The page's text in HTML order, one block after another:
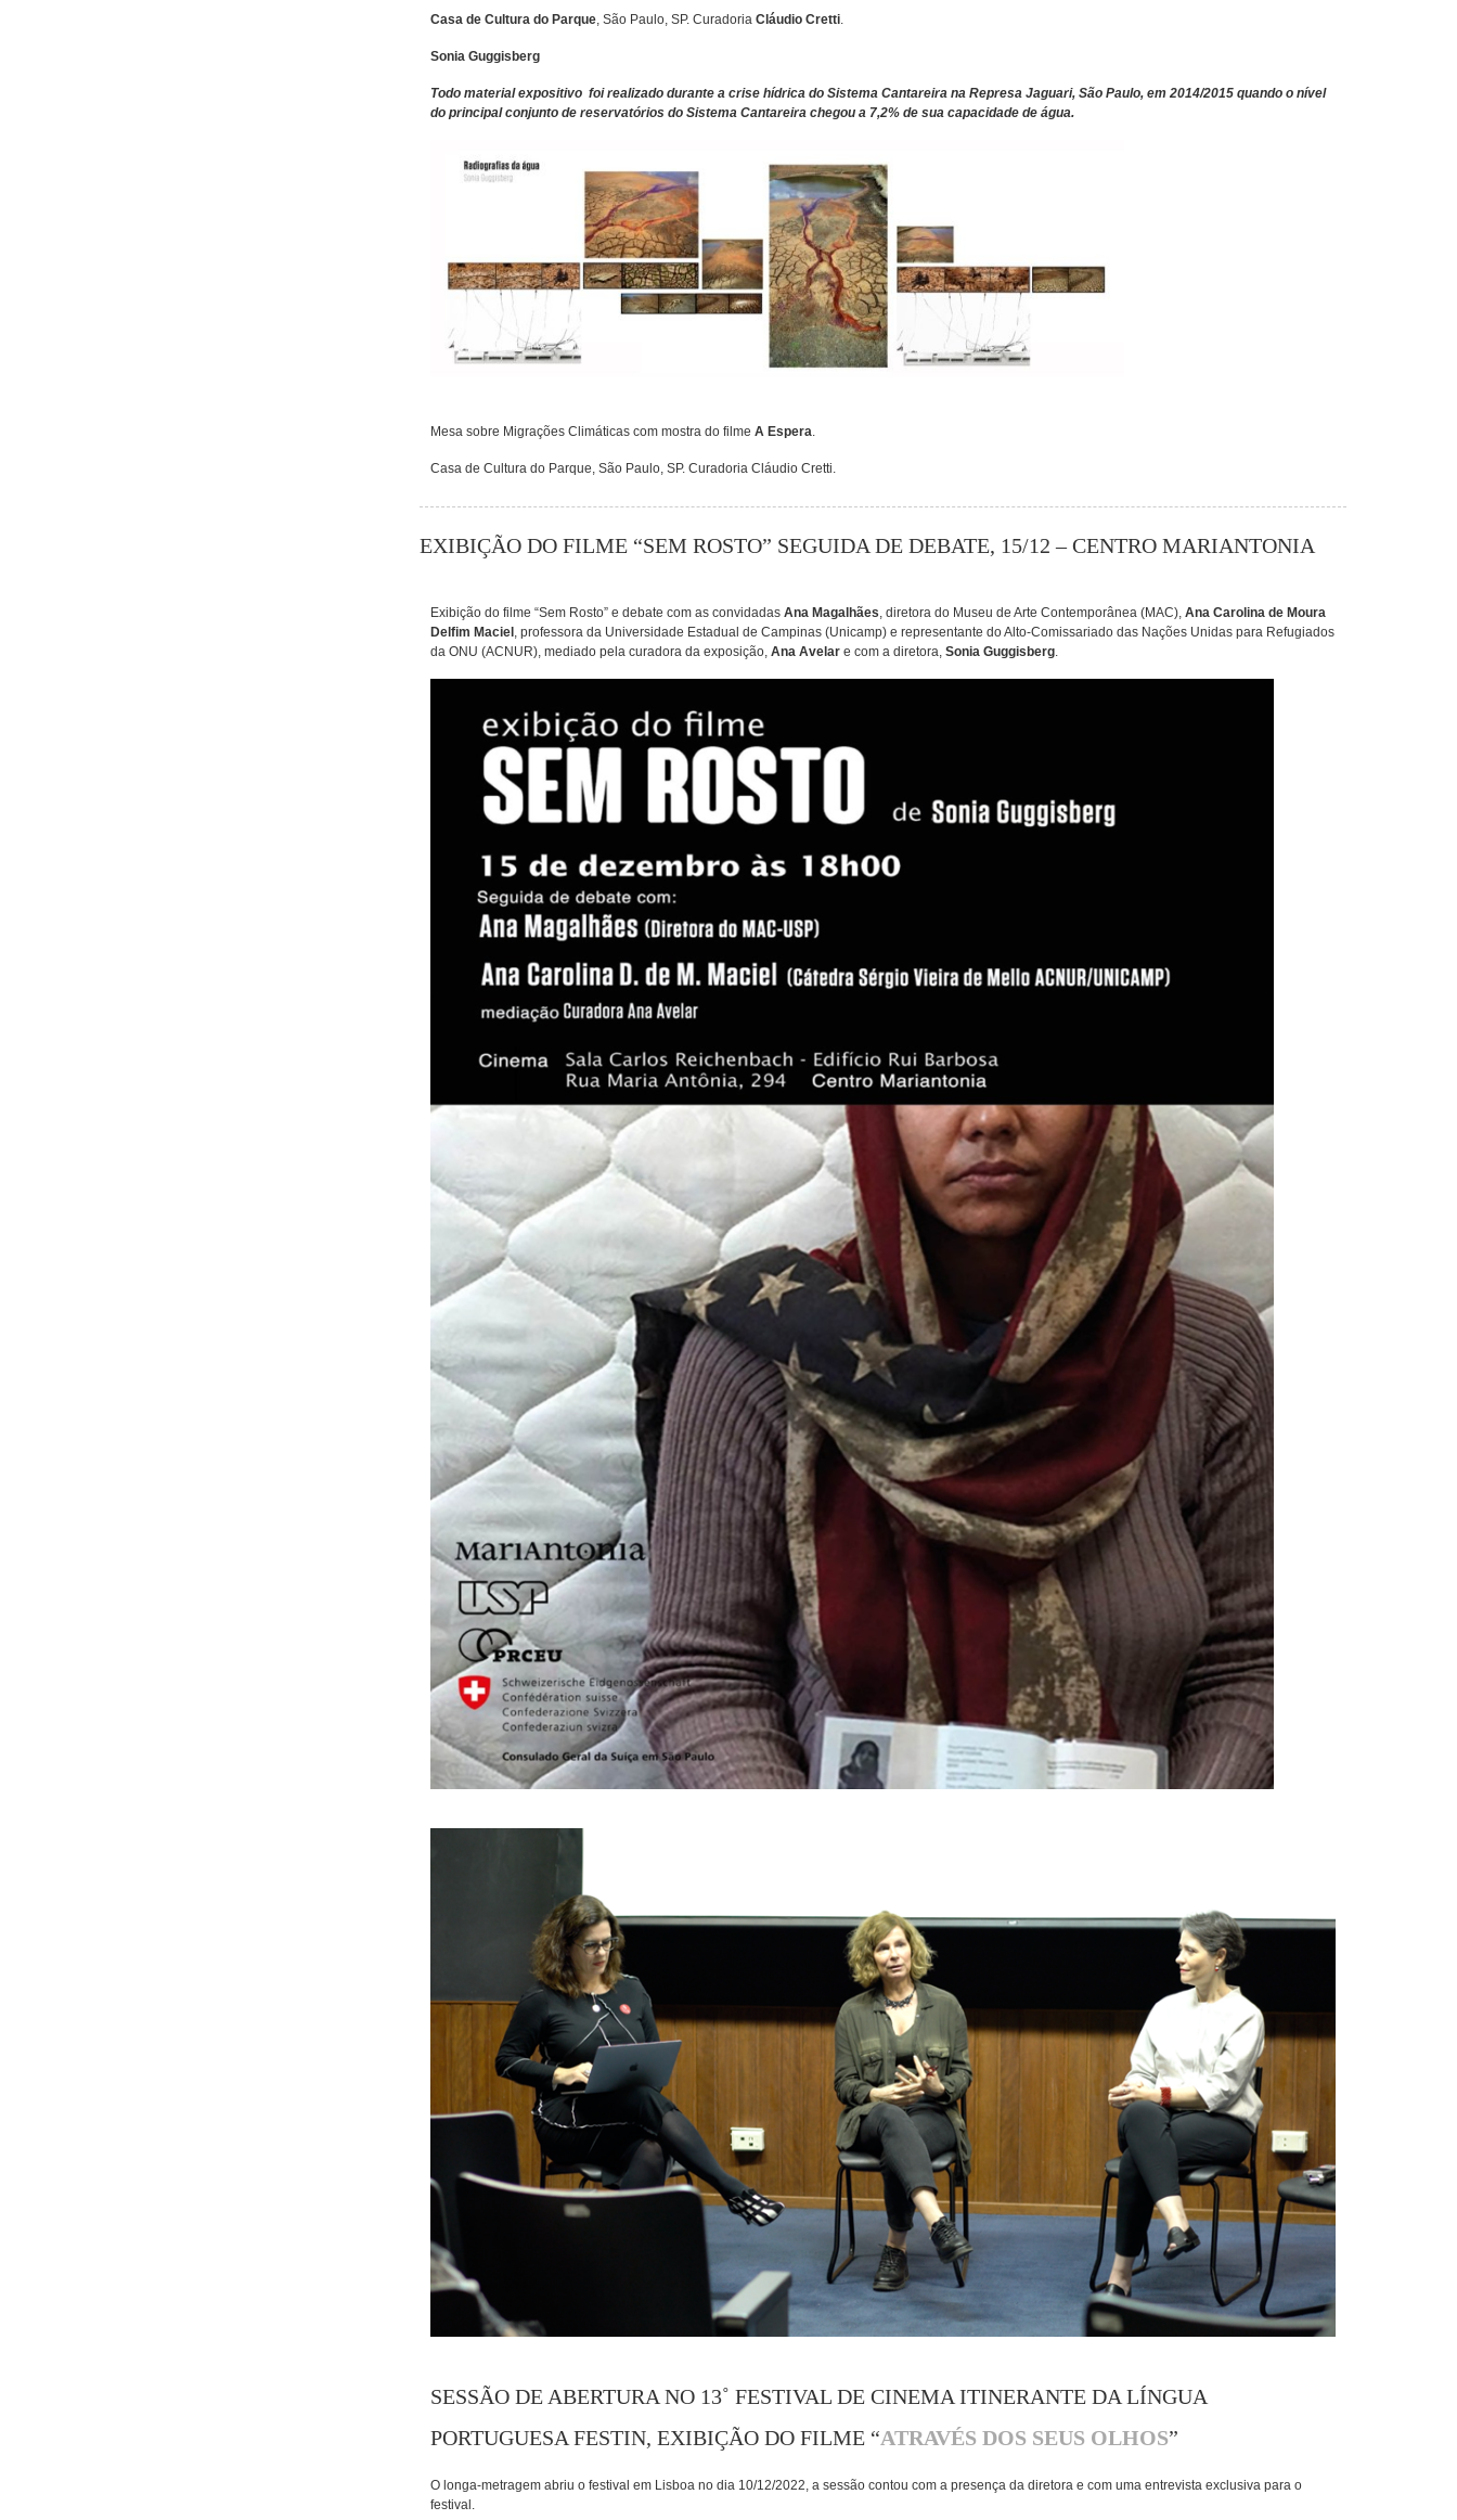
Casa de Cultura do Parque, São Paulo, SP. Curadoria Cláudio Cretti.
Sonia Guggisberg
Todo material expositivo foi realizado durante a crise hídrica do Sistema Cantareira na Represa Jaguari, São Paulo, em 2014/2015 quando o nível
do principal conjunto de reservatórios do Sistema Cantareira chegou a 7,2% de sua capacidade de água.
Mesa sobre Migrações Climáticas com mostra do filme A Espera.
Casa de Cultura do Parque, São Paulo, SP. Curadoria Cláudio Cretti.
EXIBIÇÃO DO FILME “SEM ROSTO” SEGUIDA DE DEBATE, 15/12 – CENTRO MARIANTONIA
Exibição do filme “Sem Rosto” e debate com as convidadas Ana Magalhães, diretora do Museu de Arte Contemporânea (MAC), Ana Carolina de Moura
Delfim Maciel , professora da Universidade Estadual de Campinas (Unicamp) e representante do Alto-Comissariado das Nações Unidas para Refugiados
da ONU (ACNUR), mediado pela curadora da exposição, Ana Avelare com a diretora, Sonia Guggisberg.
SESSÃO DE ABERTURA NO 13˚ FESTIVAL DE CINEMA ITINERANTE DA LÍNGUA
PORTUGUESA FESTIN, EXIBIÇÃO DO FILME “ATRAVÉS DOS SEUS OLHOS”
O longa-metragem abriu o festival em Lisboa no dia 10/12/2022, a sessão contou com a presença da diretora e com uma entrevista exclusiva para o
festival.